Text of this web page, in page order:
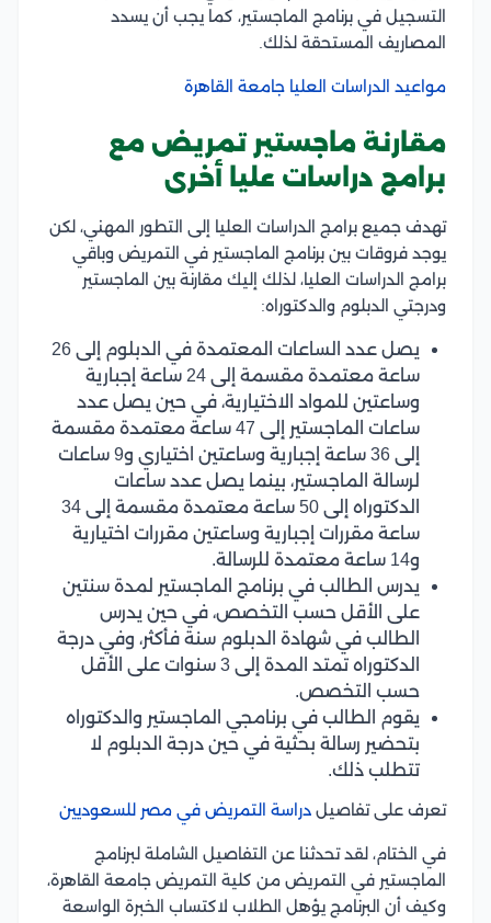
التسجيل في برنامج الماجستير، كما يجب أن يسدد
المصاريف المستحقة لذلك.
مواعيد الدراسات العليا جامعة القاهرة
مقارنة ماجستير تمريض مع
برامج دراسات عليا أخرى
تهدف جميع برامج الدراسات العليا إلى التطور المهني، لكن
يوجد فروقات بين برنامج الماجستير في التمريض وباقي
برامج الدراسات العليا، لذلك إليك مقارنة بين الماجستير
ودرجتي الدبلوم والدكتوراه:
يصل عدد الساعات المعتمدة في الدبلوم إلى 26
ساعة معتمدة مقسمة إلى 24 ساعة إجبارية
وساعتين للمواد الاختيارية، في حين يصل عدد
ساعات الماجستير إلى 47 ساعة معتمدة مقسمة
إلى 36 ساعة إجبارية وساعتين اختياري و9 ساعات
لرسالة الماجستير، بينما يصل عدد ساعات
الدكتوراه إلى 50 ساعة معتمدة مقسمة إلى 34
ساعة مقررات إجبارية وساعتين مقررات اختيارية
و14 ساعة معتمدة للرسالة.
يدرس الطالب في برنامج الماجستير لمدة سنتين
على الأقل حسب التخصص، في حين يدرس
الطالب في شهادة الدبلوم سنة فأكثر، وفي درجة
الدكتوراه تمتد المدة إلى 3 سنوات على الأقل
حسب التخصص.
يقوم الطالب في برنامجي الماجستير والدكتوراه
بتحضير رسالة بحثية في حين درجة الدبلوم لا
تتطلب ذلك.
تعرف على تفاصيل دراسة التمريض في مصر للسعوديين
في الختام، لقد تحدثنا عن التفاصيل الشاملة لبرنامج
الماجستير في التمريض من كلية التمريض جامعة القاهرة،
وكيف أن البرنامج يؤهل الطلاب لاكتساب الخبرة الواسعة